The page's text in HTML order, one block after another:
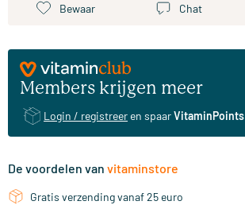
Bewaar Chat
Members krijgen meer
Login / registreer en spaarVitaminPoints
De voordelen van vitaminstore
Gratis verzending vanaf 25 euro